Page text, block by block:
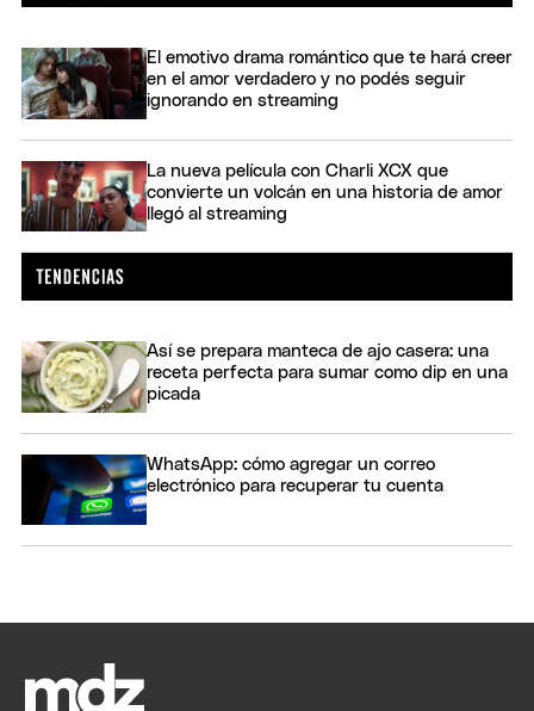
El emotivo drama romántico que te hará creer
en el amor verdadero y no podés seguir
ignorando en streaming
La nueva película con Charli XCX que
convierte un volcán en una historia de amor
llegó al streaming
Así se prepara manteca de ajo casera: una
receta perfecta para sumar como dip en una
picada
WhatsApp: cómo agregar un correo
electrónico para recuperar tu cuenta